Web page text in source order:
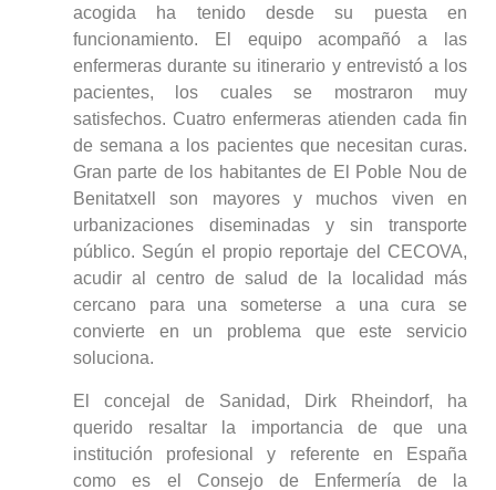
acogida ha tenido desde su puesta en
funcionamiento. El equipo acompañó a las
enfermeras durante su itinerario y entrevistó a los
pacientes, los cuales se mostraron muy
satisfechos. Cuatro enfermeras atienden cada fin
de semana a los pacientes que necesitan curas.
Gran parte de los habitantes de El Poble Nou de
Benitatxell son mayores y muchos viven en
urbanizaciones diseminadas y sin transporte
público. Según el propio reportaje del CECOVA,
acudir al centro de salud de la localidad más
cercano para una someterse a una cura se
convierte en un problema que este servicio
soluciona.
El concejal de Sanidad, Dirk Rheindorf, ha
querido resaltar la importancia de que una
institución profesional y referente en España
como es el Consejo de Enfermería de la